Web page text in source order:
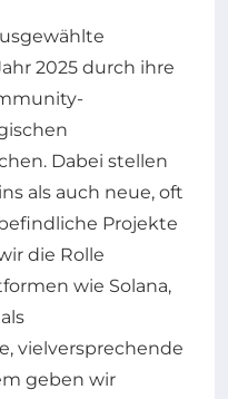
2025 durch ihre
Dabei stellen
als auch neue, oft
Projekte
die Rolle
wie Solana,
vielversprechende
geben wir